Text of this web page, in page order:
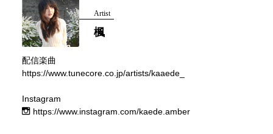
Artist
楓
配信楽曲
https://www.tunecore.co.jp/artists/kaaede_
Instagram
https://www.instagram.com/kaede.amber